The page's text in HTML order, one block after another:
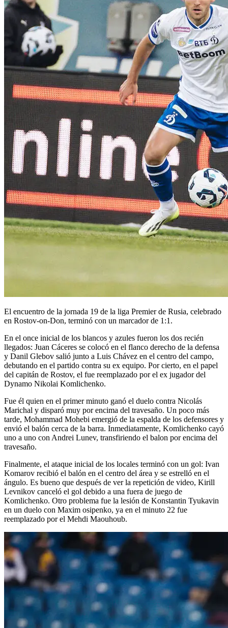
El encuentro de la jornada 19 de la liga Premier de Rusia, celebrado
en Rostov-on-Don, terminó con un marcador de 1:1.
En el once inicial de los blancos y azules fueron los dos recién
llegados: Juan Cáceres se colocó en el flanco derecho de la defensa
y Danil Glebov salió junto a Luis Chávez en el centro del campo,
debutando en el partido contra su ex equipo. Por cierto, en el papel
del capitán de Rostov, el fue reemplazado por el ex jugador del
Dynamo Nikolai Komlichenko.
Fue él quien en el primer minuto ganó el duelo contra Nicolás
Marichal y disparó muy por encima del travesaño. Un poco más
tarde, Mohammad Mohebi emergió de la espalda de los defensores y
envió el balón cerca de la barra. Inmediatamente, Komlichenko cayó
uno a uno con Andrei Lunev, transfiriendo el balon por encima del
travesaño.
Finalmente, el ataque inicial de los locales terminó con un gol: Ivan
Komarov recibió el balón en el centro del área y se estrelló en el
ángulo. Es bueno que después de ver la repetición de video, Kirill
Levnikov canceló el gol debido a una fuera de juego de
Komlichenko. Otro problema fue la lesión de Konstantin Tyukavin
en un duelo con Maxim osipenko, ya en el minuto 22 fue
reemplazado por el Mehdi Maouhoub.